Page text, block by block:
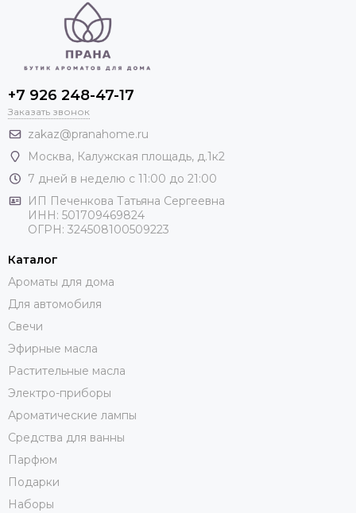
+7 926 248-47-17
Заказать звонок
zakaz@pranahome.ru
Москва, Калужская площадь, д.1к2
7 дней в неделю с 11:00 до 21:00
ИП Печенкова Татьяна Сергеевна
ИНН: 501709469824
ОГРН: 324508100509223
Каталог
Ароматы для дома
Для автомобиля
Свечи
Эфирные масла
Растительные масла
Электро-приборы
Ароматические лампы
Средства для ванны
Парфюм
Подарки
Наборы